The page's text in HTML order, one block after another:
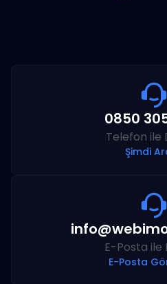
0850
Telefon ile
Şimdi
E-Posta ile
E-Posta